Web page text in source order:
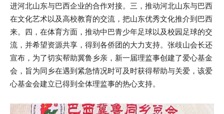
进河北山东与巴西企业的合作对接。三，推动河北山东与巴西
在文化艺术以及高校教育的交流，把山东优秀文化推介到巴西
来。四，在体育方面，推动中巴青少年足球以及校园足球的交
流，并希望资源共享，得到各侨团的大力支持。张歧山会长还
宣布，为了切实帮助冀鲁乡亲，新一届理监事创建了爱心基金
会，旨为同乡在遇到紧急情况时可及时获得帮助与关爱，该爱
心基金会建立已得到全体理监事的热心支持。